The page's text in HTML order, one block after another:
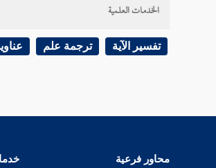
الخدمات العلمية
تفسير الآية ترجمة علم
محاور فرعية